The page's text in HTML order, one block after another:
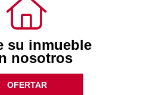
su inmueble
nosotros
OFERTAR